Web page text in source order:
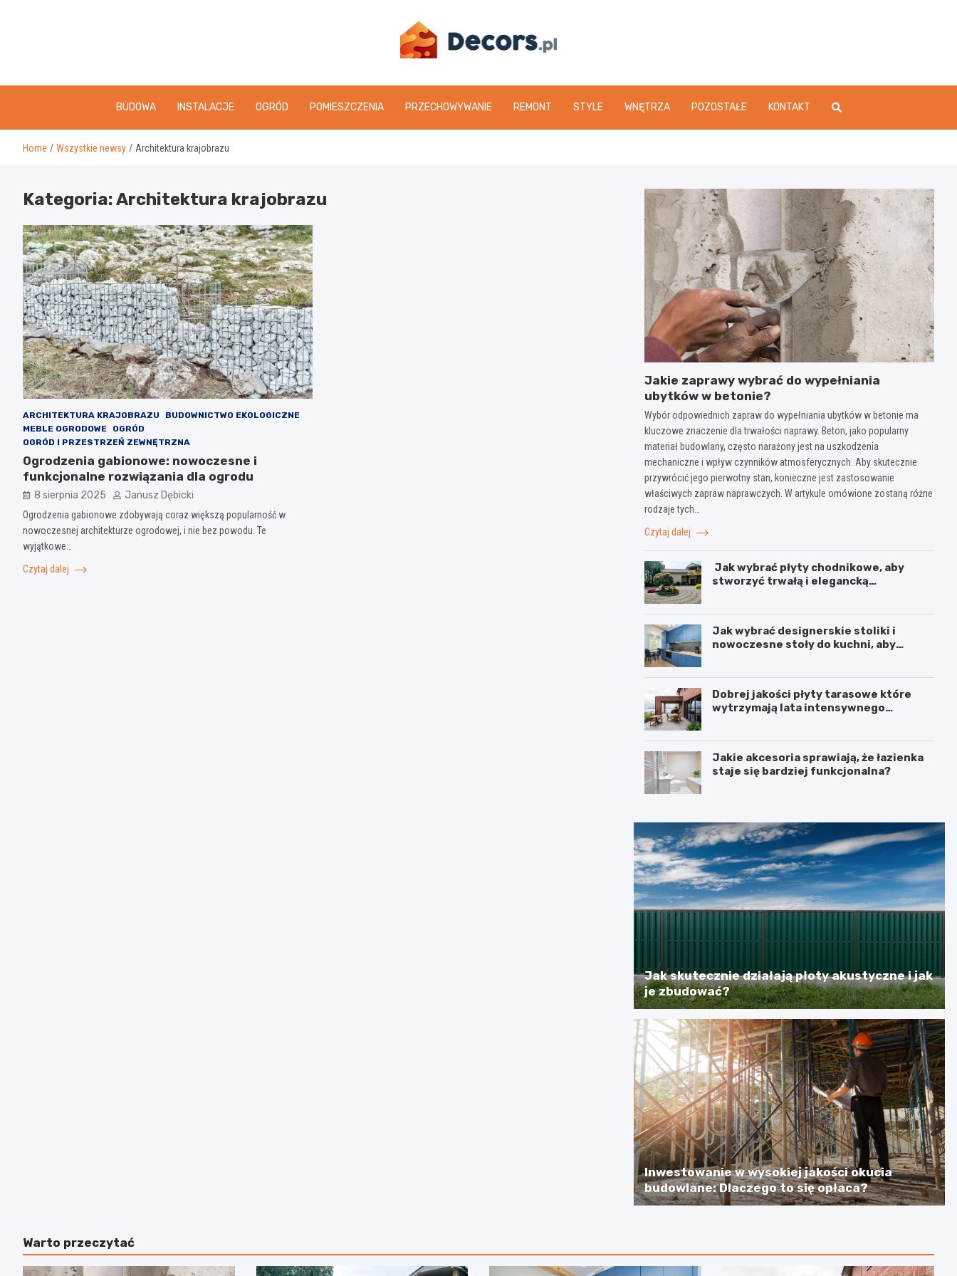
www.decors.pl
BUDOWA INSTALACJE OGRÓD POMIESZCZENIA PRZECHOWYWANIE REMONT STYLE WNĘTRZA POZOSTAŁE KONTAKT
Home Wszystkie newsy Architektura krajobrazu
Kategoria:Architektura krajobrazu
ARCHITEKTURA KRAJOBRAZU
BUDOWNICTWO EKOLOGICZNE
MEBLE OGRODOWE
OGRÓD
OGRÓD I PRZESTRZEŃ ZEWNĘTRZNA
Ogrodzenia gabionowe: nowoczesne i
funkcjonalne rozwiązania dla ogrodu
8 sierpnia 2025 Janusz Dębicki
Ogrodzenia gabionowe zdobywają coraz większą popularność w
nowoczesnej architekturze ogrodowej, i nie bez powodu. Te
wyjątkowe…
Czytaj dalej
Jakie zaprawy wybrać do wypełniania
ubytków w betonie?
Wybór odpowiednich zapraw do wypełniania ubytków w betonie ma
kluczowe znaczenie dla trwałości naprawy. Beton, jako popularny
materiał budowlany, często narażony jest na uszkodzenia
mechaniczne i wpływ czynników atmosferycznych. Aby skutecznie
przywrócić jego pierwotny stan, konieczne jest zastosowanie
właściwych zapraw naprawczych. W artykule omówione zostaną różne
rodzaje tych…
Czytaj dalej
Jak wybrać płyty chodnikowe, aby
stworzyć trwałą i elegancką
Jak wybrać designerskie stoliki i
nowoczesne stoły do kuchni, aby
Dobrej jakości płyty tarasowe które
wytrzymają lata intensywnego
Jakie akcesoria sprawiają, że łazienka
staje się bardziej funkcjonalna?
Jak skutecznie działają płoty akustyczne i jak
je zbudować?
Inwestowanie w wysokiej jakości okucia
budowlane: Dlaczego to się opłaca?
Warto przeczytać